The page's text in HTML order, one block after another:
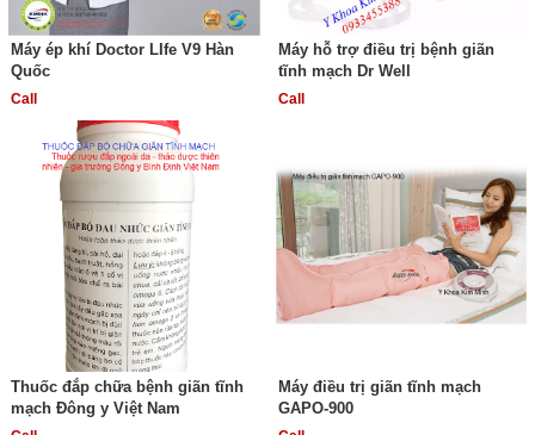
Máy ép khí Doctor LIfe V9 Hàn
Quốc
Call
Máy hỗ trợ điều trị bệnh giãn
tĩnh mạch Dr Well
Call
Thuốc đắp chữa bệnh giãn tĩnh
mạch Đông y Việt Nam
Máy điều trị giãn tĩnh mạch
GAPO-900